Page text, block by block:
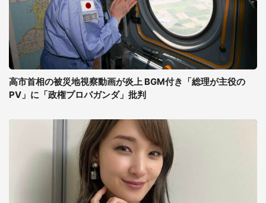
高市首相の被災地視察動画が炎上 BGM付き「総理が主役の
PV」に「政権プロパガンダ」批判